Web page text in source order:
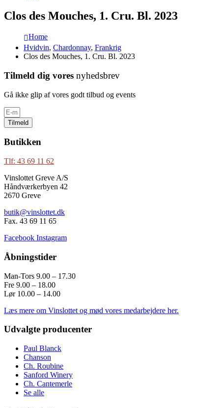
Clos des Mouches, 1. Cru. Bl. 2023
Home
Hvidvin, Chardonnay, Frankrig
Clos des Mouches, 1. Cru. Bl. 2023
Tilmeld dig vores nyhedsbrev
Gå ikke glip af vores godt tilbud og events
Tilmeld
Butikken
Tlf: 43 69 11 62
Vinslottet Greve A/S
Håndværkerbyen 42
2670 Greve
butik@vinslottet.dk
Fax. 43 69 11 65
Facebook Instagram
Åbningstider
Man-Tors 9.00 – 17.30
Fre 9.00 – 18.00
Lør 10.00 – 14.00
Læs mere om Vinslottet og mød vores medarbejdere her.
Udvalgte producenter
Paul Blanck
Chanson
Ch. Roubine
Sanford Winery
Ch. Cantemerle
Se alle